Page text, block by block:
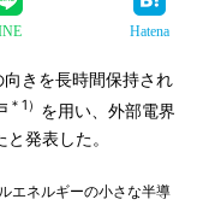
Hatena
きを長時間保持され
＊1） を用い、外部電界
発表した。
エネルギーの小さな半導